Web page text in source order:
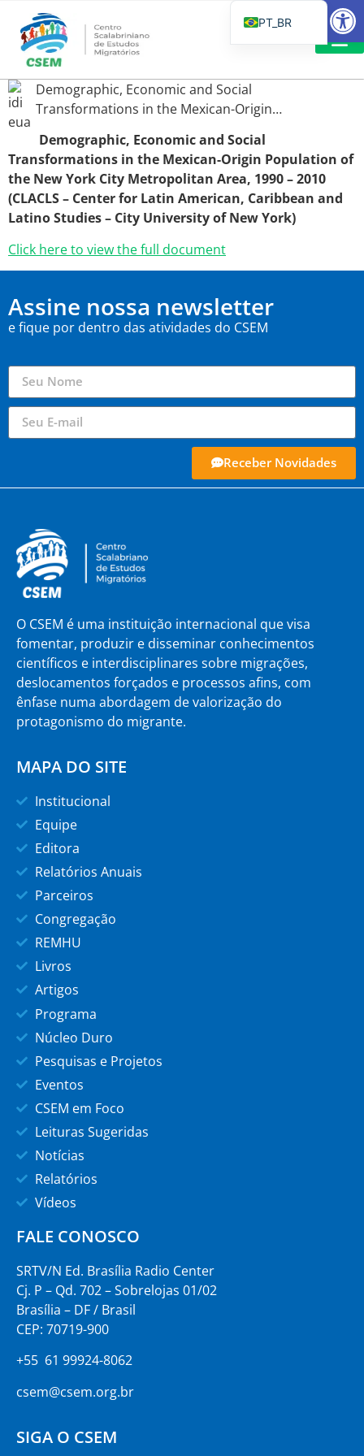
Demographic, Economic and Social
Transformations in the Mexican-Origin…
Demographic, Economic and Social
Transformations in the Mexican-Origin Population of
the New York City Metropolitan Area, 1990 – 2010
(CLACLS – Center for Latin American, Caribbean and
Latino Studies – City University of New York)
Click here to view the full document
Assine nossa newsletter
e fique por dentro das atividades do CSEM
Receber Novidades
O CSEM é uma instituição internacional que visa
fomentar, produzir e disseminar conhecimentos
científicos e interdisciplinares sobre migrações,
deslocamentos forçados e processos afins, com
ênfase numa abordagem de valorização do
protagonismo do migrante.
MAPA DO SITE
Institucional
Equipe
Editora
Relatórios Anuais
Parceiros
Congregação
REMHU
Livros
Artigos
Programa
Núcleo Duro
Pesquisas e Projetos
Eventos
CSEM em Foco
Leituras Sugeridas
Notícias
Relatórios
Vídeos
FALE CONOSCO
SRTV/N Ed. Brasília Radio Center
Cj. P – Qd. 702 – Sobrelojas 01/02
Brasília – DF / Brasil
CEP: 70719-900
+55 61 99924-8062
csem@csem.org.br
SIGA O CSEM
PT_BR
IT
ES